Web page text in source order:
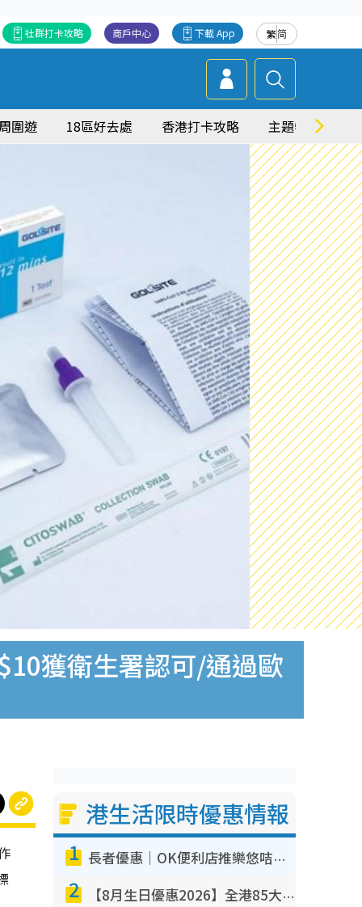
繁简
下載 App
商戶中心
社群打卡攻略
圍遊 18區好去處 香港打卡攻略 主題特集
獲衛生署認可/通過歐
港生活限時優惠情報
1 長者優惠｜OK便利店推樂悠咭優惠！買麵包/牛奶/保健品拍卡即減
2 【8月生日優惠2026】全港85大食買玩著數攻略 自助餐/火鍋放題同行免費＋誠品/DONKI送現金券